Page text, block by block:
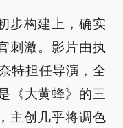
步构建上，确实
刺激。影片由执
特担任导演，全
《大黄蜂》的三
主创几乎将调色